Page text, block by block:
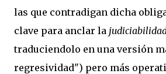
las que contradigan dicha
clave para anclar la
traduciendolo en una versión
regresividad") pero más